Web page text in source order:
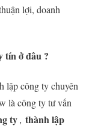
lợi, doanh
tín ở đâu ?
lập công ty chuyên
là công ty tư vấn
ty, thành lập